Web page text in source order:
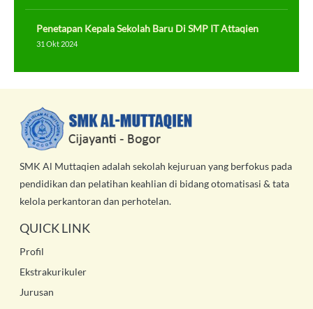
Penetapan Kepala Sekolah Baru Di SMP IT Attaqien
31 Okt 2024
SMK Al Muttaqien adalah sekolah kejuruan yang berfokus pada
pendidikan dan pelatihan keahlian di bidang otomatisasi & tata
kelola perkantoran dan perhotelan.
QUICK LINK
Profil
Ekstrakurikuler
Jurusan